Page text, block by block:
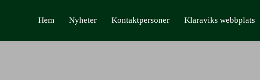
Hem Nyheter Kontaktpersoner Klaraviks webbplats